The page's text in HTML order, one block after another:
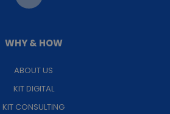
WHY & HOW
ABOUT US
KIT DIGITAL
KIT CONSULTING